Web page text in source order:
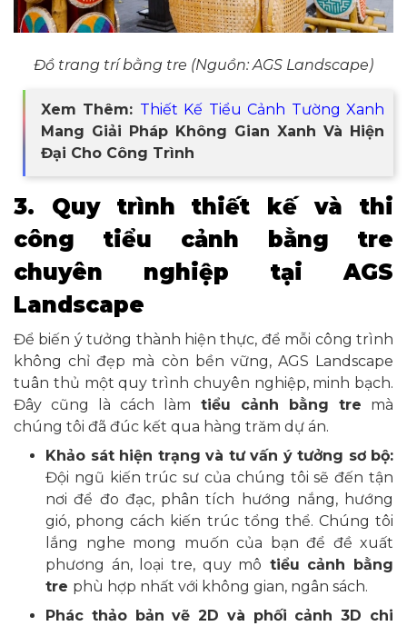
Đồ trang trí bằng tre (Nguồn: AGS Landscape)
Xem Thêm: Thiết Kế Tiểu Cảnh Tường Xanh
Mang Giải Pháp Không Gian Xanh Và Hiện
Đại Cho Công Trình
3. Quy trình thiết kế và thi
công tiểu cảnh bằng tre
chuyên nghiệp tại AGS
Landscape
Để biến ý tưởng thành hiện thực, để mỗi công trình
không chỉ đẹp mà còn bền vững, AGS Landscape
tuân thủ một quy trình chuyên nghiệp, minh bạch.
Đây cũng là cách làm tiểu cảnh bằng tre mà
chúng tôi đã đúc kết qua hàng trăm dự án.
Khảo sát hiện trạng và tư vấn ý tưởng sơ bộ:
Đội ngũ kiến trúc sư của chúng tôi sẽ đến tận
nơi để đo đạc, phân tích hướng nắng, hướng
gió, phong cách kiến trúc tổng thể. Chúng tôi
lắng nghe mong muốn của bạn để đề xuất
phương án, loại tre, quy mô tiểu cảnh bằng
tre phù hợp nhất với không gian, ngân sách.
Phác thảo bản vẽ 2D và phối cảnh 3D chi